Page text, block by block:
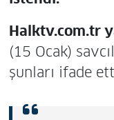
Halktv.com.tr
(15 Ocak)
şunları ifade